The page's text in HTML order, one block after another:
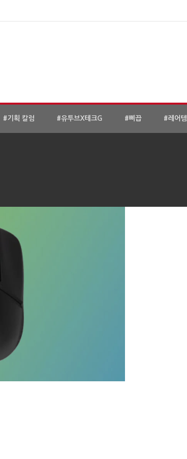
#기획 칼럼 #유투브X테크G #삐끕 #레어템